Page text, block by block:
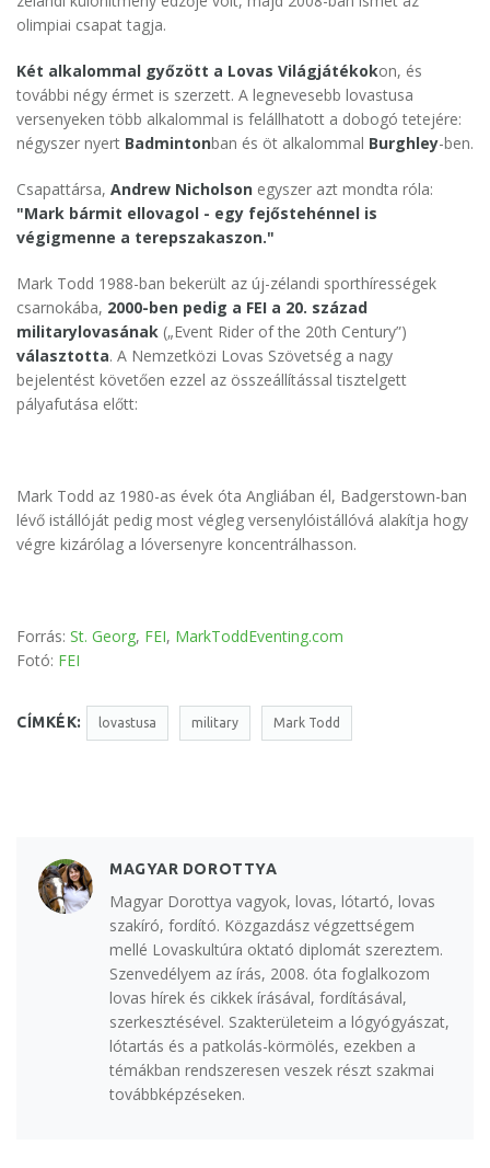
olimpiai csapat tagja.
Két alkalommal győzött a Lovas Világjátékokon, és
további négy érmet is szerzett. A legnevesebb lovastusa
versenyeken több alkalommal is felállhatott a dobogó tetejére:
négyszer nyert Badmintonban és öt alkalommal Burghley-ben.
Csapattársa, Andrew Nicholson egyszer azt mondta róla:
"Mark bármit ellovagol - egy fejőstehénnel is
végigmenne a terepszakaszon."
Mark Todd 1988-ban bekerült az új-zélandi sporthírességek
csarnokába, 2000-ben pedig a FEI a 20. század
militarylovasának („Event Rider of the 20th Century”)
választotta. A Nemzetközi Lovas Szövetség a nagy
bejelentést követően ezzel az összeállítással tisztelgett
pályafutása előtt:
Mark Todd az 1980-as évek óta Angliában él, Badgerstown-ban
lévő istállóját pedig most végleg versenylóistállóvá alakítja hogy
végre kizárólag a lóversenyre koncentrálhasson.
Forrás: St. Georg, FEI, MarkToddEventing.com
Fotó: FEI
CÍMKÉK: lovastusa military Mark Todd
MAGYAR DOROTTYA
Magyar Dorottya vagyok, lovas, lótartó, lovas
szakíró, fordító. Közgazdász végzettségem
mellé Lovaskultúra oktató diplomát szereztem.
Szenvedélyem az írás, 2008. óta foglalkozom
lovas hírek és cikkek írásával, fordításával,
szerkesztésével. Szakterületeim a lógyógyászat,
lótartás és a patkolás-körmölés, ezekben a
témákban rendszeresen veszek részt szakmai
továbbképzéseken.